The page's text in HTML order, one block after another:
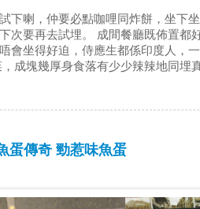
下喇，仲要必點咖哩同炸餅，坐下
次要再去試埋。 成間餐廳既佈置都
會坐得好迫，侍應生都係印度人，
成塊幾厚身食落有少少辣辣地同埋
蛋傳奇 勁惹味魚蛋